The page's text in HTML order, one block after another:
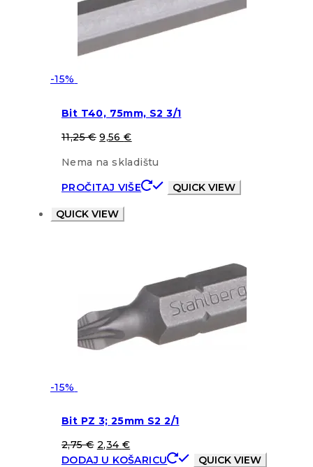
-15%
Bit T40, 75mm, S2 3/1
11,25€ 9,56€
Nema na skladištu
PROČITAJ VIŠE
QUICK VIEW
QUICK VIEW
-15%
Bit PZ 3; 25mm S2 2/1
2,75€ 2,34 €
DODAJ U KOŠARICU
QUICK VIEW